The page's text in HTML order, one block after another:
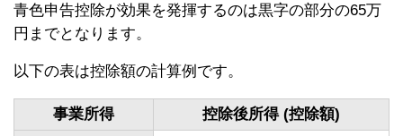
青色申告控除が効果を発揮するのは黒字の部分の65万
円までとなります。
以下の表は控除額の計算例です。
事業所得
控除後所得 (控除額)